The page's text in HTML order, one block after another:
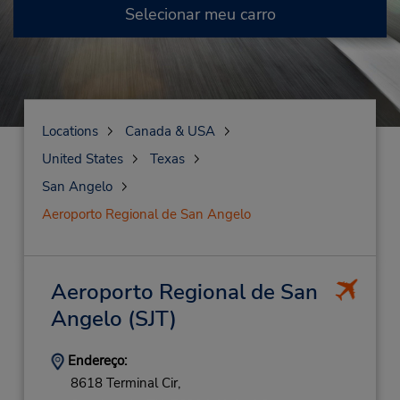
Selecionar meu carro
Locations
Canada & USA
United States
Texas
San Angelo
Aeroporto Regional de San Angelo
Aeroporto Regional de San
Angelo (SJT)
Endereço:
8618 Terminal Cir,